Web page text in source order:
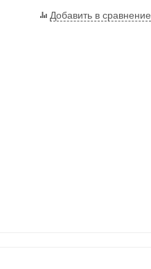
Добавить в сравнение